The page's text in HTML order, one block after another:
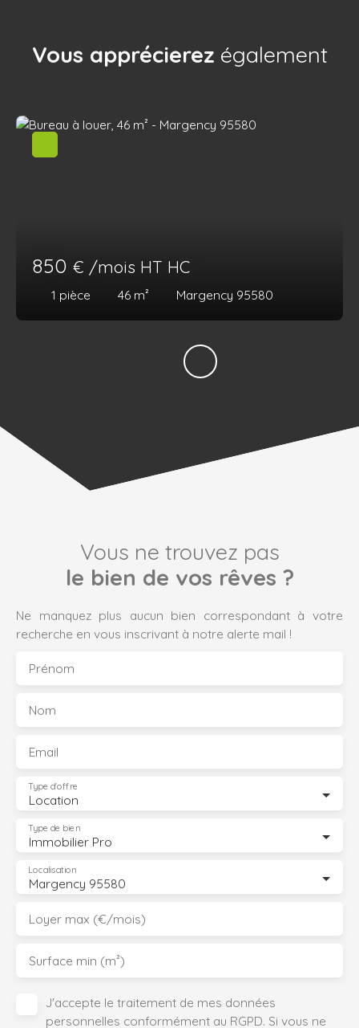
Vous apprécierez également
850 € /mois HT HC
1 pièce 46 m² Margency 95580
Vous ne trouvez pas
le bien de vos rêves ?
Ne manquez plus aucun bien correspondant à votre
recherche en vous inscrivant à notre alerte mail !
Prénom
Nom
Email
Location
Type d'offre
Immobilier Pro
Type de bien
Margency 95580
Localisation
Loyer max (€/mois)
Surface min (m²)
J'accepte le traitement de mes données
personnelles conformément au RGPD. Si vous ne